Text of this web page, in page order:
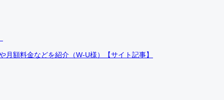
額料金などを紹介（W-U様）【サイト記事】